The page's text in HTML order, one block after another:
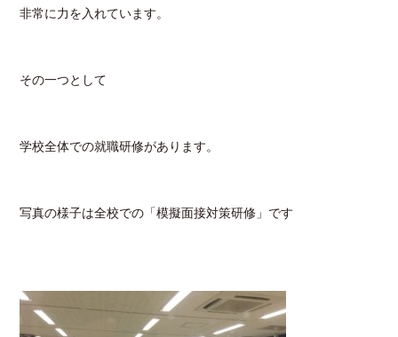
非常に力を入れています。
その一つとして
学校全体での就職研修があります。
写真の様子は全校での「模擬面接対策研修」です